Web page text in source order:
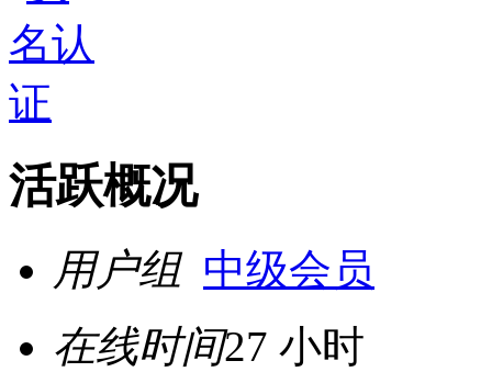
活跃概况
用户组 中级会员
在线时间27 小时